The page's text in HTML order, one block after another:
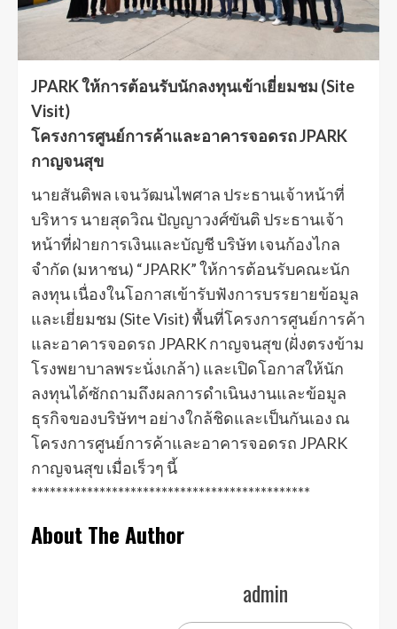
JPARK ให้การต้อนรับนักลงทุนเข้าเยี่ยมชม (Site
Visit)
โครงการศูนย์การค้าและอาคารจอดรถ JPARK
กาญจนสุข
นายสันติพล เจนวัฒนไพศาล ประธานเจ้าหน้าที่
บริหาร นายสุดวิณ ปัญญาวงศ์ขันติ ประธานเจ้า
หน้าที่ฝ่ายการเงินและบัญชี บริษัท เจนก้องไกล
จำกัด (มหาชน) “JPARK” ให้การต้อนรับคณะนัก
ลงทุน เนื่องในโอกาสเข้ารับฟังการบรรยายข้อมูล
และเยี่ยมชม (Site Visit) พื้นที่โครงการศูนย์การค้า
และอาคารจอดรถ JPARK กาญจนสุข (ฝั่งตรงข้าม
โรงพยาบาลพระนั่งเกล้า) และเปิดโอกาสให้นัก
ลงทุนได้ซักถามถึงผลการดำเนินงานและข้อมูล
ธุรกิจของบริษัทฯ อย่างใกล้ชิดและเป็นกันเอง ณ
โครงการศูนย์การค้าและอาคารจอดรถ JPARK
กาญจนสุข เมื่อเร็วๆ นี้
*********************************************
About The Author
admin